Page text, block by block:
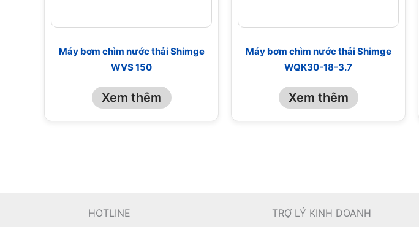
Máy bơm chìm nước thải Shimge
WVS 150
Xem thêm
Máy bơm chìm nước thải Shimge
WQK30-18-3.7
Xem thêm
HOTLINE
TRỢ LÝ KINH DOANH